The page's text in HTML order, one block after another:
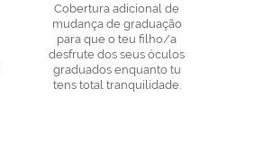
Cobertura adicional de
mudança de graduação
para que o teu filho/a
desfrute dos seus óculos
graduados enquanto tu
tens total tranquilidade.